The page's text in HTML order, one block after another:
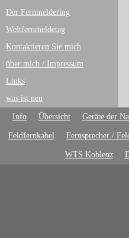
Der Fernmeldering
Weltfernmeldetag
Kontaktieren Sie mich
über mich / Impressum
Links
was ist neu
Info Übersicht Geräte der
Feldfernkabel Fernsprecher /
WTS Koblenz